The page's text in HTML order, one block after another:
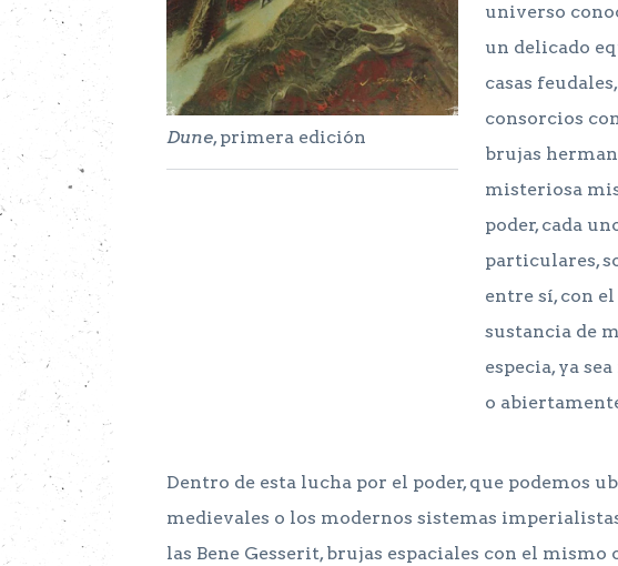
Dune, primera edición
universo
un delicado
casas
consorcios
brujas
misteriosa
poder, cada
particulares,
entre sí, con
sustancia de
especia, ya
o
Dentro de esta lucha por el poder, que podemos
medievales o los modernos sistemas
las Bene Gesserit, brujas espaciales con el